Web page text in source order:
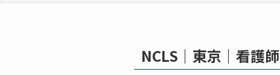
NCLS｜東京｜看護